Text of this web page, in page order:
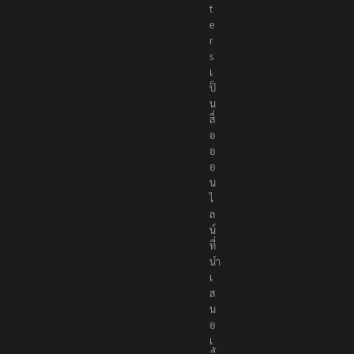
e
r
s
เ
ป็
น
สื่
อ
อ
อ
น
ไ
ล
น์
ที่
นำ
เ
ส
น
อ
เ
นื้